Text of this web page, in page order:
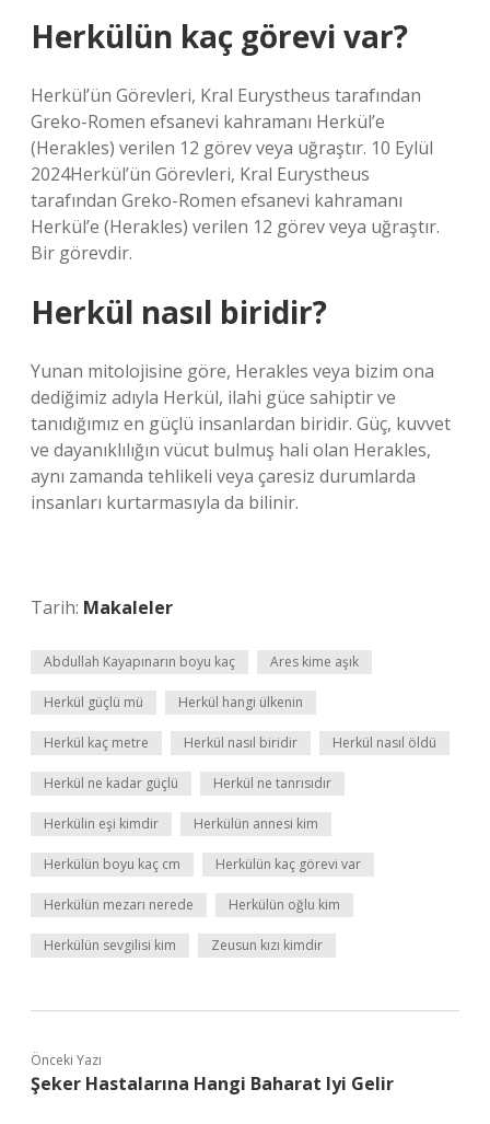
Herkülün kaç görevi var?
Herkül’ün Görevleri, Kral Eurystheus tarafından
Greko-Romen efsanevi kahramanı Herkül’e
(Herakles) verilen 12 görev veya uğraştır. 10 Eylül
2024Herkül’ün Görevleri, Kral Eurystheus
tarafından Greko-Romen efsanevi kahramanı
Herkül’e (Herakles) verilen 12 görev veya uğraştır.
Bir görevdir.
Herkül nasıl biridir?
Yunan mitolojisine göre, Herakles veya bizim ona
dediğimiz adıyla Herkül, ilahi güce sahiptir ve
tanıdığımız en güçlü insanlardan biridir. Güç, kuvvet
ve dayanıklılığın vücut bulmuş hali olan Herakles,
aynı zamanda tehlikeli veya çaresiz durumlarda
insanları kurtarmasıyla da bilinir.
Tarih: Makaleler
Abdullah Kayapınarın boyu kaç Ares kime aşık
Herkül güçlü mü Herkül hangi ülkenin
Herkül kaç metre Herkül nasıl biridir Herkül nasıl öldü
Herkül ne kadar güçlü Herkül ne tanrısıdır
Herkülin eşi kimdir Herkülün annesi kim
Herkülün boyu kaç cm Herkülün kaç görevi var
Herkülün mezarı nerede Herkülün oğlu kim
Herkülün sevgilisi kim Zeusun kızı kimdir
Önceki Yazı
Şeker Hastalarına Hangi Baharat Iyi Gelir